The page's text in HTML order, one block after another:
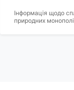
Інформація щодо
природних